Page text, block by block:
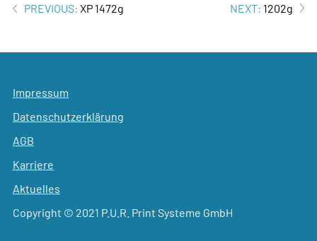
Beitrags-
PREVIOUS: XP 1472g NEXT: 1202g
Impressum
Datenschutzerklärung
AGB
Karriere
Aktuelles
Copyright © 2021 P.U.R. Print Systeme GmbH